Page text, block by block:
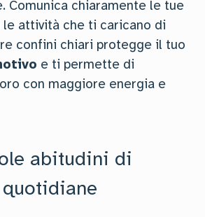
Comunica chiaramente le tue
attività che ti caricano di
confini chiari protegge il tuo
e ti permette di
con maggiore energia e
abitudini di